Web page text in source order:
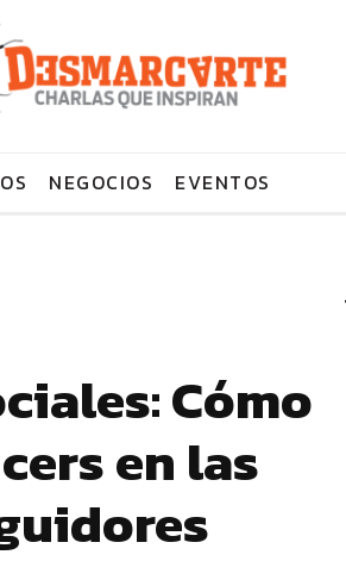
NEGOCIOS EVENTOS
Cómo
en las